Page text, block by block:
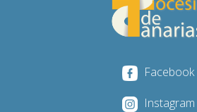
Facebook
Instagram